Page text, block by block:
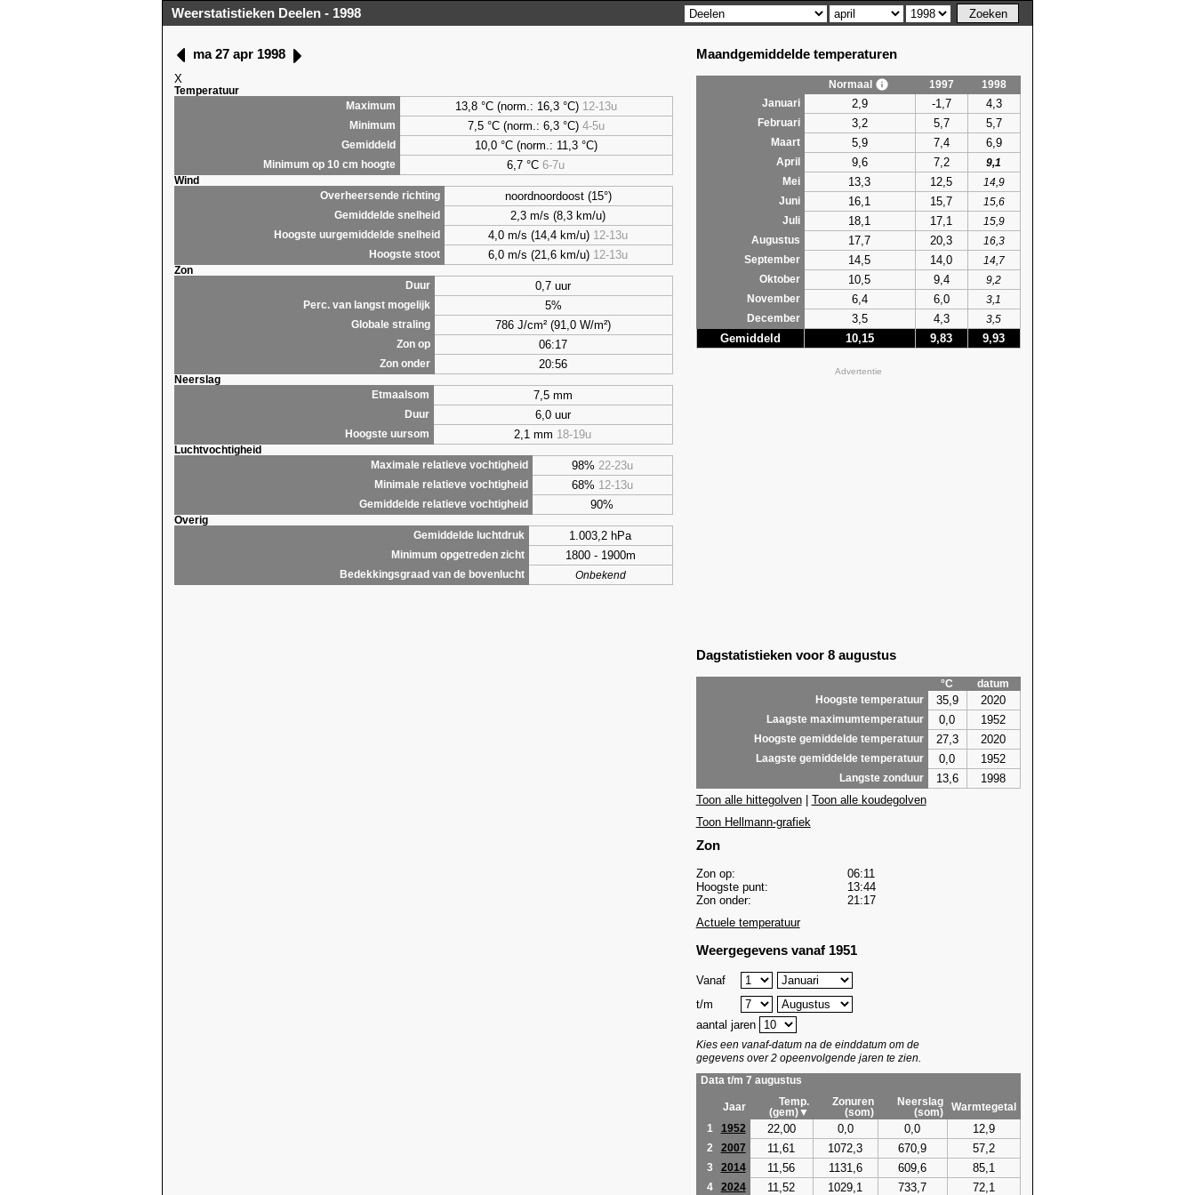
Weerstatistieken Deelen - 1998
ma 27 apr 1998
X
Temperatuur
Maximum
13,8 °C (norm.: 16,3 °C) 12-13u
Minimum 7,5°C (norm.: 6,3 °C) 4-5u
Gemiddeld 10,0 °C (norm.: 11,3 °C)
Minimum op 10 cm hoogte 6,7 °C6-7u
Wind
Overheersende richting
noordnoordoost (15°)
Gemiddelde snelheid 2,3 m/s (8,3 km/u)
Hoogste uurgemiddelde snelheid 4,0 m/s (14,4 km/u) 12-13u
Hoogste stoot 6,0 m/s (21,6 km/u) 12-13u
Zon
Duur
0,7 uur
Perc. van langst mogelijk 5%
Globale straling 786 J/cm² (91,0 W/m²)
Zon op 06:17
Zon onder 20:56
Neerslag
Etmaalsom
7,5 mm
Duur 6,0 uur
Hoogste uursom 2,1 mm 18-19u
Luchtvochtigheid
Maximale relatieve vochtigheid
98% 22-23u
Minimale relatieve vochtigheid 68% 12-13u
Gemiddelde relatieve vochtigheid 90%
Overig
Gemiddelde luchtdruk
1.003,2 hPa
Minimum opgetreden zicht 1800 - 1900m
Bedekkingsgraad van de bovenlucht Onbekend
Maandgemiddelde temperaturen
Normaal 1997
1998
Januari
2,9 -1,7 4,3
Februari 3,2 5,7 5,7
Maart 5,9 7,4 6,9
April 9,6 7,2
9,1
Mei
13,3 12,5
14,9
Juni
16,1 15,7
15,6
Juli
18,1 17,1
15,9
Augustus
17,7 20,3
16,3
September
14,5 14,0
14,7
Oktober
10,5 9,4
9,2
November
6,4 6,0
3,1
December
3,5 4,3 3,5
Gemiddeld 10,15 9,83 9,93
Advertentie
Dagstatistieken voor 8 augustus
°C
datum
Hoogste temperatuur
35,9 2020
Laagste maximumtemperatuur 0,0 1952
Hoogste gemiddelde temperatuur 27,3 2020
Laagste gemiddelde temperatuur 0,0 1952
Langste zonduur 13,6
1998
Toon alle hittegolven| Toon alle koudegolven
Toon Hellmann-grafiek
Zon
Zon op:
06:11
Hoogste punt:
13:44
Zon onder:
21:17
Actuele temperatuur
Weergegevens vanaf 1951
Vanaf
t/m
aantal jaren
Kies een vanaf-datum na de einddatum om de
gegevens over 2 opeenvolgende jaren te zien.
Data t/m 7 augustus
Jaar
Temp.
(gem)▼
Zonuren
(som)
Neerslag
(som)
Warmtegetal
1
1952 22,00 0,0 0,0 12,9
2 2007 11,61 1072,3 670,9 57,2
3 2014 11,56 1131,6 609,6 85,1
4 2024 11,52 1029,1 733,7 72,1